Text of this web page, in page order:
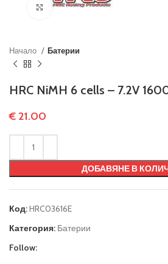
Click to enlarge
Начало Батерии
HRC NiMH 6 cells – 7.2V
€ 21.00
ДОБАВЯНЕ В
Код:HRC03616E
Категория: Батерии
Follow: